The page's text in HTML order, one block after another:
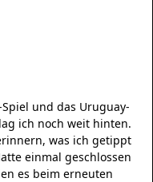
und das Uruguay-
ich noch weit hinten.
was ich getippt
einmal geschlossen
es beim erneuten